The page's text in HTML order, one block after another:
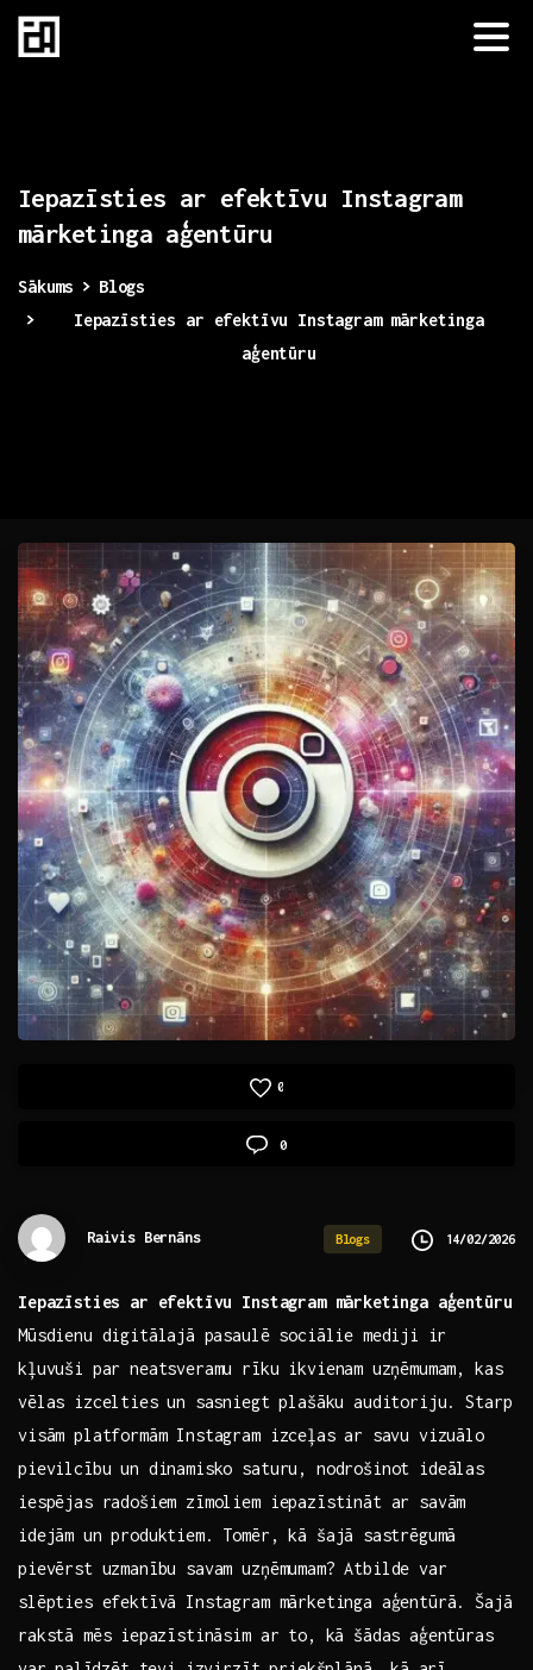
Iepazīsties ar efektīvu Instagram
mārketinga aģentūru
Sākums
Blogs
Iepazīsties ar efektīvu Instagram mārketinga
aģentūru
0
0
Raivis Bernāns Blogs 14/02/2026
Iepazīsties ‌ar efektīvu Instagram mārketinga aģentūru
Mūsdienu digitālajā ⁤pasaulē sociālie mediji⁢ ir‌
kļuvuši par neatsveramu rīku ‍ikvienam ⁣uzņēmumam, kas
vēlas izcelties⁣ un sasniegt plašāku auditoriju. Starp
visām platformām Instagram izceļas ⁤ar savu vizuālo
pievilcību​ un dinamisko saturu, ‌nodrošinot ideālas
iespējas radošiem zīmoliem‍ iepazīstināt ar savām​
idejām un produktiem. Tomēr,​ kā šajā⁤ sastrēgumā
pievērst uzmanību savam uzņēmumam? Atbilde var
slēpties efektīvā Instagram‌ mārketinga aģentūrā. Šajā
rakstā mēs⁣ iepazīstināsim ​ar to, kā šādas aģentūras